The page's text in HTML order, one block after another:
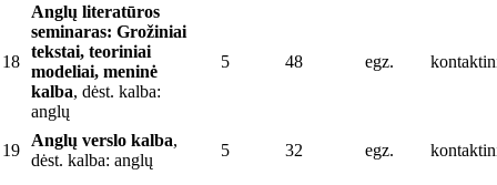
18
Anglų literatūros
seminaras: Grožiniai
tekstai, teoriniai
modeliai, meninė
kalba, dėst. kalba:
anglų
5 48 egz.
19
Anglų verslo kalba,
dėst. kalba: anglų
5 32 egz.